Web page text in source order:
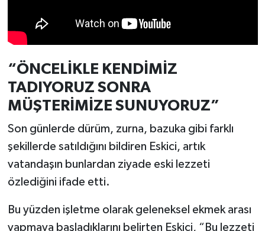
“ÖNCELİKLE KENDİMİZ
TADIYORUZ SONRA
MÜŞTERİMİZE SUNUYORUZ”
Son günlerde dürüm, zurna, bazuka gibi farklı
şekillerde satıldığını bildiren Eskici, artık
vatandaşın bunlardan ziyade eski lezzeti
özlediğini ifade etti.
Bu yüzden işletme olarak geleneksel ekmek arası
yapmaya başladıklarını belirten Eskici, “Bu lezzeti
Yemek Tarifleri